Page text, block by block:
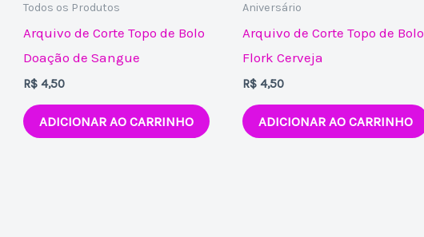
Todos os Produtos
Arquivo de Corte Topo de Bolo
Doação de Sangue
R$ 4,50
ADICIONAR AO CARRINHO
Aniversário
Arquivo de Corte Topo de Bolo
Flork Cerveja
R$4,50
ADICIONAR AO CARRINHO